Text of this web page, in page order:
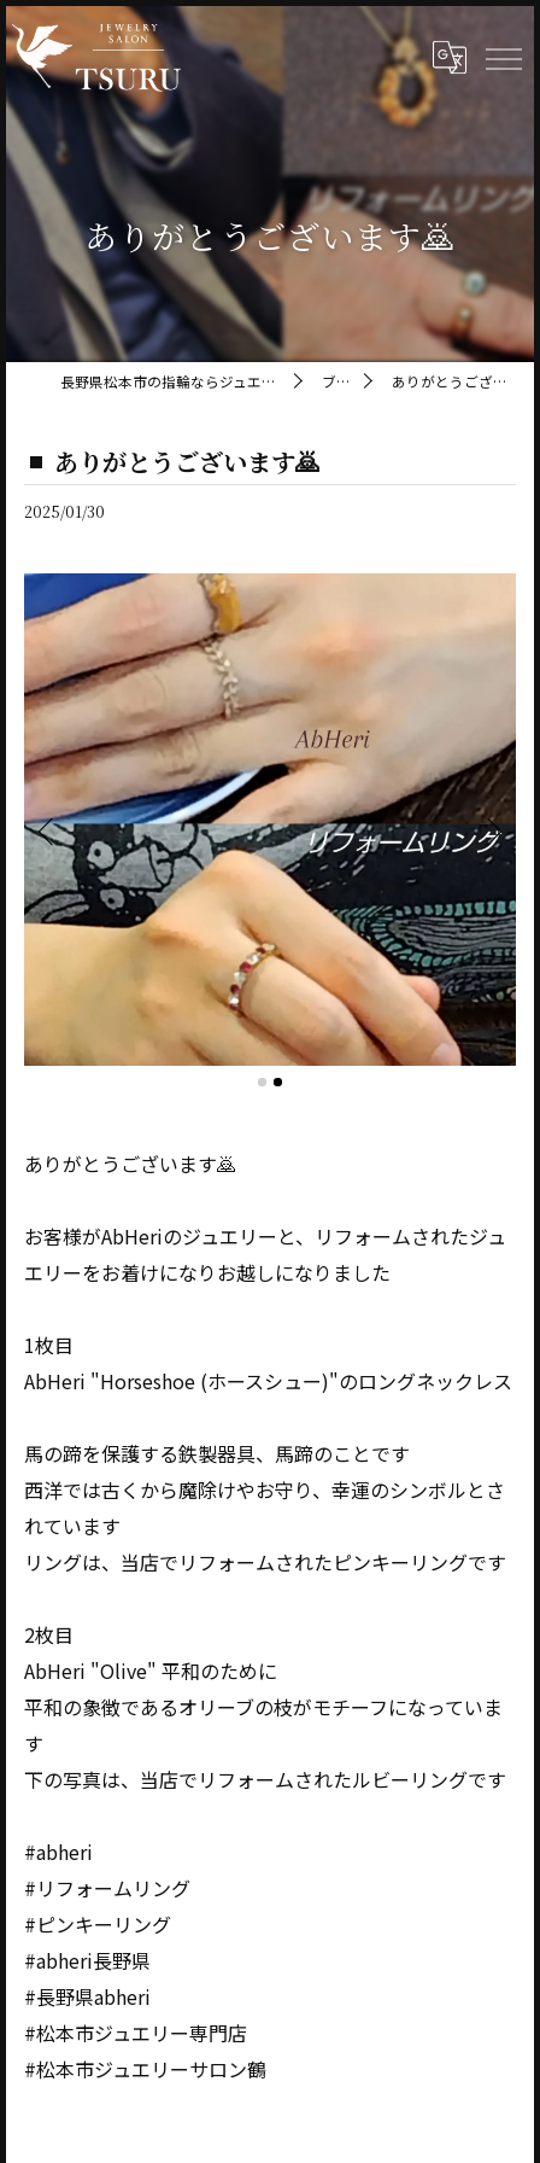
ありがとうございます🙇
長野県松本市の指輪ならジュエリーサロン鶴 ブログ ありがとうございます🙇
ありがとうございます🙇
2025/01/30
ありがとうございます🙇
お客様がAbHeriのジュエリーと、リフォームされたジュ
エリーをお着けになりお越しになりました
1枚目
AbHeri "Horseshoe (ホースシュー)"のロングネックレス
馬の蹄を保護する鉄製器具、馬蹄のことです
西洋では古くから魔除けやお守り、幸運のシンボルとさ
れています
リングは、当店でリフォームされたピンキーリングです
2枚目
AbHeri "Olive" 平和のために
平和の象徴であるオリーブの枝がモチーフになっていま
す
下の写真は、当店でリフォームされたルビーリングです
#abheri
#リフォームリング
#ピンキーリング
#abheri長野県
#長野県abheri
#松本市ジュエリー専門店
#松本市ジュエリーサロン鶴